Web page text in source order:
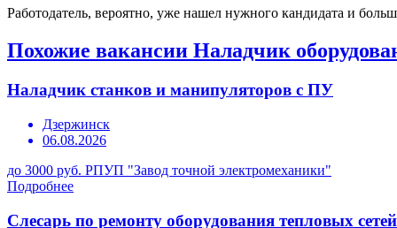
Работодатель, вероятно, уже нашел нужного кандидата и
Похожие вакансии Наладчик
Наладчик станков и манипуляторов с ПУ
Дзержинск
06.08.2026
до 3000 руб. РПУП "Завод точной электромеханики"
Подробнее
Слесарь по ремонту оборудования тепловых сетей